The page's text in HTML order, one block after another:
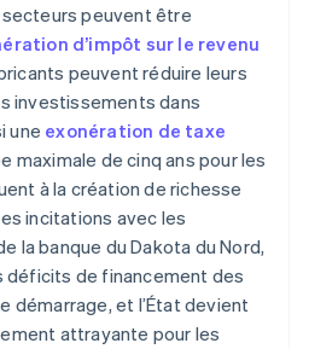
au titre de
de classe
de Stripe Payments,
et de remises chez
peuvent être
d’impôt sur le revenu
peuvent réduire leurs
investissements dans
une exonération de taxe
maximale de cinq ans pour les
à la création de richesse
incitations avec les
la banque du Dakota du Nord,
déficits de financement des
démarrage, et l’État devient
attrayante pour les